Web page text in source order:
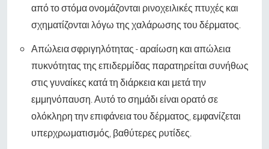
από το στόμα ονομάζονται ρινοχειλικές πτυχές και
σχηματίζονται λόγω της χαλάρωσης του δέρματος.
Απώλεια σφριγηλότητας - αραίωση και απώλεια
πυκνότητας της επιδερμίδας παρατηρείται συνήθως
στις γυναίκες κατά τη διάρκεια και μετά την
εμμηνόπαυση. Αυτό το σημάδι είναι ορατό σε
ολόκληρη την επιφάνεια του δέρματος, εμφανίζεται
υπερχρωματισμός, βαθύτερες ρυτίδες.